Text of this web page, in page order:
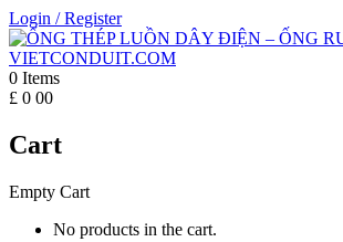
Login /Register
0 Items
£ 0 00
Cart
Empty Cart
No products in the cart.